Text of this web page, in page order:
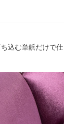
込む単鋲だけで仕